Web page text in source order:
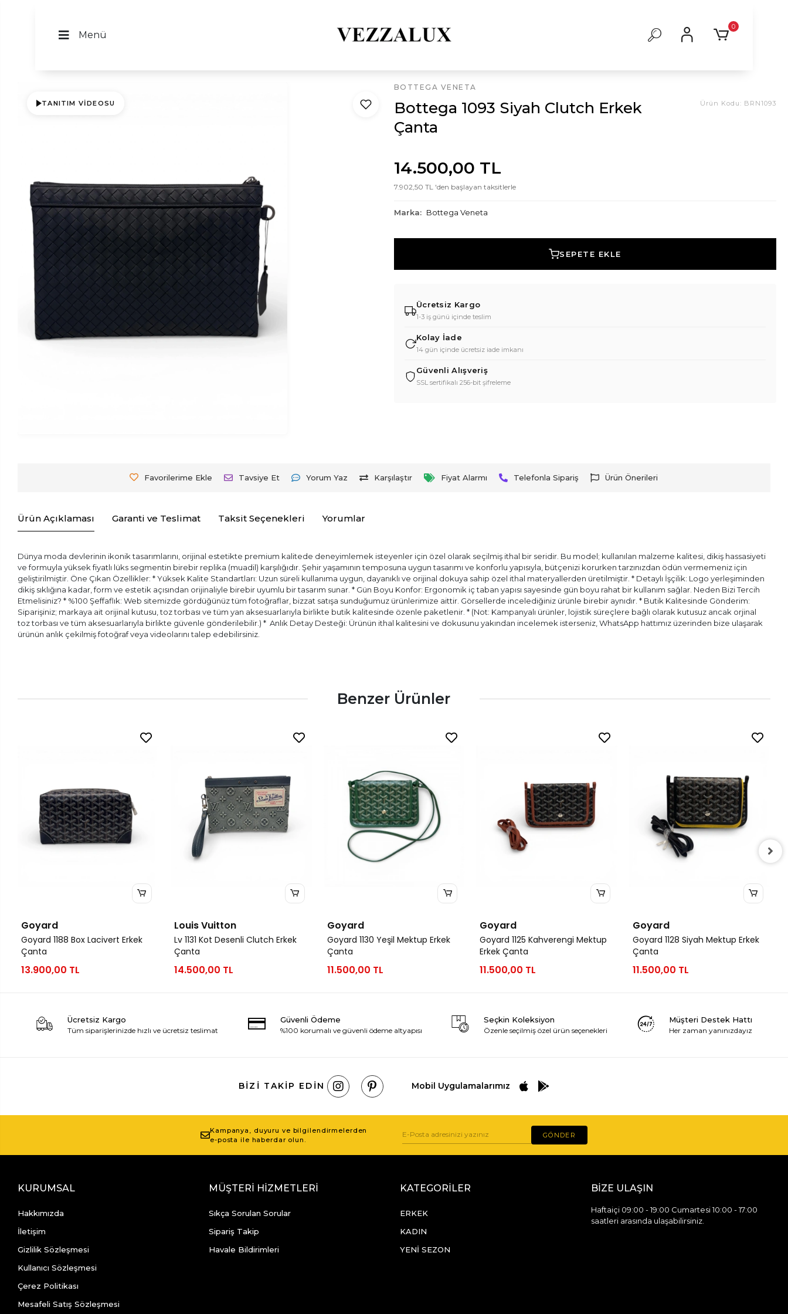
Menü
0
TANITIM VIDEOSU
BOTTEGA VENETA
Bottega 1093 Siyah Clutch Erkek
Çanta
Ürün Kodu: BRN1093
14.500,00 TL
7.902,50 TL 'den başlayan taksitlerle
Marka: Bottega Veneta
SEPETE EKLE
Ücretsiz Kargo
1-3 iş günü içinde teslim
Kolay İade
14 gün içinde ücretsiz iade imkanı
Güvenli Alışveriş
SSL sertifikalı 256-bit şifreleme
Favorilerime Ekle Tavsiye Et Yorum Yaz Karşılaştır Fiyat Alarmı Telefonla Sipariş Ürün Önerileri
Ürün Açıklaması Garanti ve Teslimat Taksit Seçenekleri Yorumlar
Dünya moda devlerinin ikonik tasarımlarını, orijinal estetikte premium kalitede deneyimlemek isteyenler için özel olarak seçilmiş ithal bir seridir. Bu model; kullanılan malzeme kalitesi, dikiş hassasiyeti
ve formuyla yüksek fiyatlı lüks segmentin birebir replika (muadil) karşılığıdır. Şehir yaşamının temposuna uygun tasarımı ve konforlu yapısıyla, bütçenizi korurken tarzınızdan ödün vermemeniz için
geliştirilmiştir. Öne Çıkan Özellikler: * Yüksek Kalite Standartları: Uzun süreli kullanıma uygun, dayanıklı ve orijinal dokuya sahip özel ithal materyallerden üretilmiştir. * Detaylı İşçilik: Logo yerleşiminden
dikiş sıklığına kadar, form ve estetik açısından orijinaliyle birebir uyumlu bir tasarım sunar. * Gün Boyu Konfor: Ergonomik iç taban yapısı sayesinde gün boyu rahat bir kullanım sağlar. Neden Bizi Tercih
Etmelisiniz? * %100 Şeffaflık: Web sitemizde gördüğünüz tüm fotoğraflar, bizzat satışa sunduğumuz ürünlerimize aittir. Görsellerde incelediğiniz ürünle birebir aynıdır. * Butik Kalitesinde Gönderim:
Siparişiniz; markaya ait orijinal kutusu, toz torbası ve tüm yan aksesuarlarıyla birlikte butik kalitesinde özenle paketlenir. * (Not: Kampanyalı ürünler, lojistik süreçlere bağlı olarak kutusuz ancak orjinal
toz torbası ve tüm aksesuarlarıyla birlikte güvenle gönderilebilir.) * ⁠ Anlık Detay Desteği: Ürünün ithal kalitesini ve dokusunu yakından incelemek isterseniz, WhatsApp hattımız üzerinden bize ulaşarak
ürünün anlık çekilmiş fotoğraf veya videolarını talep edebilirsiniz.
Benzer Ürünler
Goyard
Goyard 1188 Box Lacivert Erkek
Çanta
13.900,00 TL
Louis Vuitton
Lv 1131 Kot Desenli Clutch Erkek
Çanta
14.500,00 TL
Goyard
Goyard 1130 Yeşil Mektup Erkek
Çanta
11.500,00 TL
Goyard
Goyard 1125 Kahverengi Mektup
Erkek Çanta
11.500,00 TL
Goyard
Goyard 1128 Siyah Mektup Erkek
Çanta
11.500,00 TL
Ücretsiz Kargo
Tüm siparişlerinizde hızlı ve ücretsiz teslimat
Güvenli Ödeme
%100 korumalı ve güvenli ödeme altyapısı
Seçkin Koleksiyon
Özenle seçilmiş özel ürün seçenekleri
Müşteri Destek Hattı
Her zaman yanınızdayız
BIZI TAKIP EDIN Mobil Uygulamalarımız
Kampanya, duyuru ve bilgilendirmelerden
e-posta ile haberdar olun.
GÖNDER
KURUMSAL
Hakkımızda
İletişim
Gizlilik Sözleşmesi
Kullanıcı Sözleşmesi
Çerez Politikası
Mesafeli Satış Sözleşmesi
MÜŞTERİ HİZMETLERİ
Sıkça Sorulan Sorular
Sipariş Takip
Havale Bildirimleri
KATEGORİLER
ERKEK
KADIN
YENİ SEZON
BİZE ULAŞIN
Haftaiçi 09:00 - 19:00 Cumartesi 10:00 - 17:00
saatleri arasında ulaşabilirsiniz.